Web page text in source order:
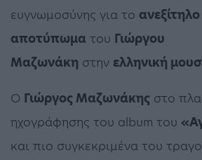
ευγνωμοσύνης για το ανεξίτηλο
αποτύπωμα του Γιώργου
Μαζωνάκη στην ελληνική
Ο Γιώργος Μαζωνάκης στο
ηχογράφησης του album του
και πιο συγκεκριμένα του